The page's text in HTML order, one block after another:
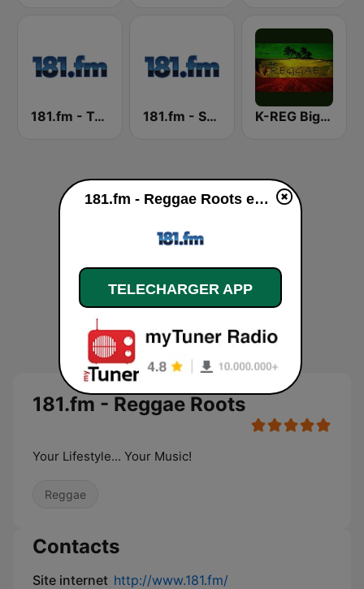
181.fm - Techno Club 181.fm - Soul K-REG Big Reggae Mix
181.fm - Reggae Roots
Your Lifestyle... Your Music!
Reggae
Contacts
Site internet http://www.181.fm/
181.fm - Reggae Roots en ligne
TELECHARGER APP